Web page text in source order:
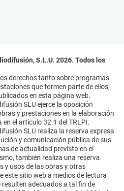
S.L.U. 2026. Todos los
derechos tanto sobre programas
que formen parte de ellos,
en esta página web.
SLU ejerce la oposición
y prestaciones en la elaboración
el artículo 32.1 del TRLPI.
SLU realiza la reserva expresa
y comunicación pública de sus
de actualidad prevista en el
también realiza una reserva
y usos de las obras y otras
este sitio web a medios de lectura
adecuados a tal fin de